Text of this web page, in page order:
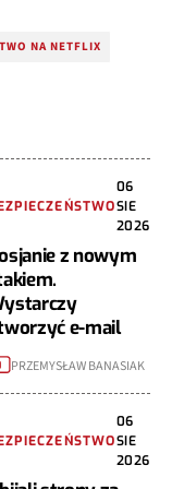
NA NETFLIX
06
SIE
2026
z nowym
e-mail
PRZEMYSŁAW BANASIAK
06
SIE
2026